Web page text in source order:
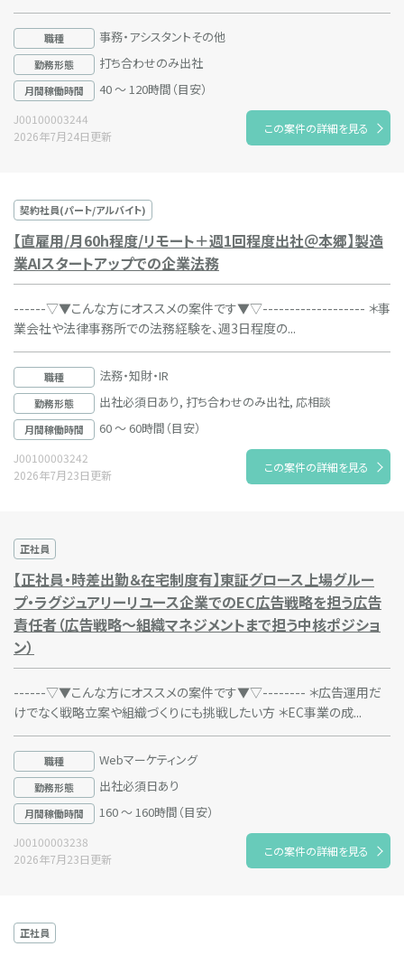
職種 事務・アシスタントその他
勤務形態 打ち合わせのみ出社
月間稼働時間 40 ～ 120時間（目安）
J00100003244
2026年7月24日更新
この案件の詳細を見る
契約社員(パート/アルバイト)
【直雇用/月60h程度/リモート＋週1回程度出社＠本郷】製造
業AIスタートアップでの企業法務
------▽▼こんな方にオススメの案件です▼▽------------------- ＊事
業会社や法律事務所での法務経験を、週3日程度の...
職種 法務・知財・IR
勤務形態 出社必須日あり, 打ち合わせのみ出社, 応相談
月間稼働時間 60 ～ 60時間（目安）
J00100003242
2026年7月23日更新
この案件の詳細を見る
正社員
【正社員・時差出勤＆在宅制度有】東証グロース上場グルー
プ・ラグジュアリーリユース企業でのEC広告戦略を担う広告
責任者（広告戦略～組織マネジメントまで担う中核ポジショ
ン）
------▽▼こんな方にオススメの案件です▼▽-------- ＊広告運用だ
けでなく戦略立案や組織づくりにも挑戦したい方 ＊EC事業の成...
職種 Webマーケティング
勤務形態 出社必須日あり
月間稼働時間 160 ～ 160時間（目安）
J00100003238
2026年7月23日更新
この案件の詳細を見る
正社員